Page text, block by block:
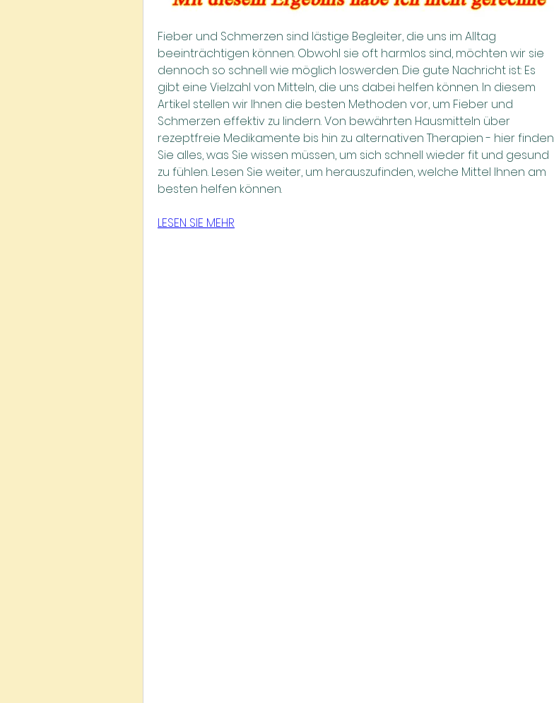
Fieber und Schmerzen sind lästige Begleiter, die uns im Alltag
beeinträchtigen können. Obwohl sie oft harmlos sind, möchten wir sie
dennoch so schnell wie möglich loswerden. Die gute Nachricht ist: Es
gibt eine Vielzahl von Mitteln, die uns dabei helfen können. In diesem
Artikel stellen wir Ihnen die besten Methoden vor, um Fieber und
Schmerzen effektiv zu lindern. Von bewährten Hausmitteln über
rezeptfreie Medikamente bis hin zu alternativen Therapien - hier finden
Sie alles, was Sie wissen müssen, um sich schnell wieder fit und gesund
zu fühlen. Lesen Sie weiter, um herauszufinden, welche Mittel Ihnen am
besten helfen können.
LESEN SIE MEHR